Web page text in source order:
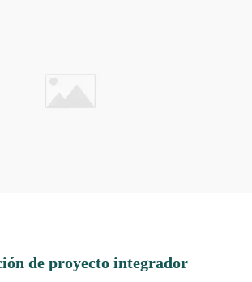
de proyecto integrador